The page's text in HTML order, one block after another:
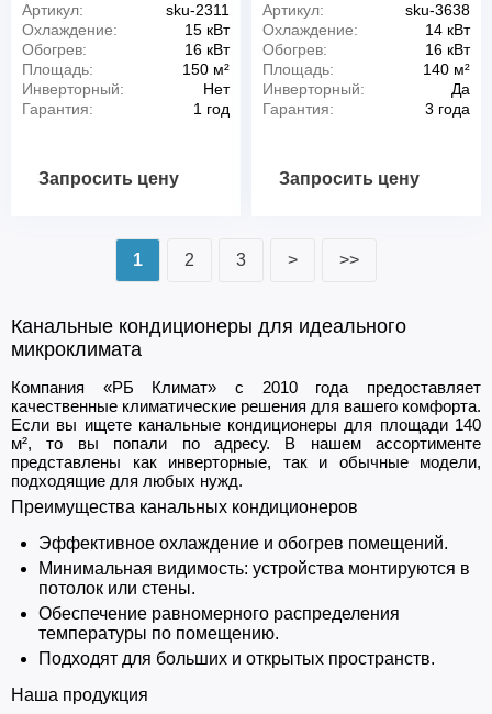
Артикул:
sku-2311
Охлаждение:
15 кВт
Обогрев:
16 кВт
Площадь:
150 м²
Инверторный:
Нет
Гарантия:
1 год
Запросить цену
Артикул:
sku-3638
Охлаждение:
14 кВт
Обогрев:
16 кВт
Площадь:
140 м²
Инверторный:
Да
Гарантия:
3 года
Запросить цену
1 2 3 > >>
Канальные кондиционеры для идеального
микроклимата
Компания «РБ Климат» с 2010 года предоставляет
качественные климатические решения для вашего комфорта.
Если вы ищете канальные кондиционеры для площади 140
м², то вы попали по адресу. В нашем ассортименте
представлены как инверторные, так и обычные модели,
подходящие для любых нужд.
Преимущества канальных кондиционеров
Эффективное охлаждение и обогрев помещений.
Минимальная видимость: устройства монтируются в
потолок или стены.
Обеспечение равномерного распределения
температуры по помещению.
Подходят для больших и открытых пространств.
Наша продукция